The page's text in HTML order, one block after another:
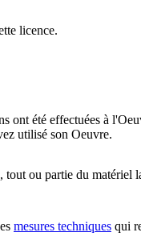
licence.
ont été effectuées à
utilisé son Oeuvre.
ou partie du matériel
mesures techniques qui